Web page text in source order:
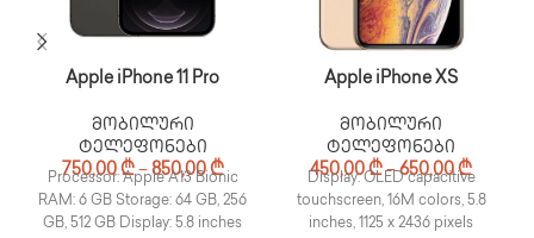
Apple iPhone 11 Pro
მობილური
ტელეფონები
750,00₾ – 850,00₾
Processor: Apple A13 Bionic
RAM: 6 GB Storage: 64 GB, 256
GB, 512 GB Display: 5.8 inches
Apple iPhone XS
მობილური
ტელეფონები
450,00₾ – 650,00₾
Display: OLED capacitive
touchscreen, 16M colors, 5.8
inches, 1125 x 2436 pixels